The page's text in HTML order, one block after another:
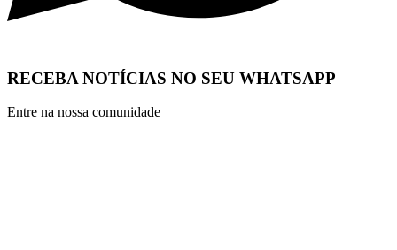
RECEBA NOTÍCIAS NO SEU WHATSAPP
Entre na nossa comunidade